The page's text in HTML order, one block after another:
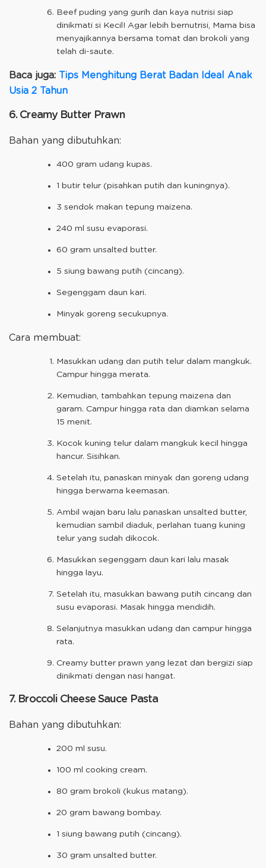
Beef puding yang gurih dan kaya nutrisi siap
dinikmati si Kecil! Agar lebih bernutrisi, Mama bisa
menyajikannya bersama tomat dan brokoli yang
telah di-saute.
Baca juga: Tips Menghitung Berat Badan Ideal Anak
Usia 2 Tahun
6. Creamy Butter Prawn
Bahan yang dibutuhkan:
400 gram udang kupas.
1 butir telur (pisahkan putih dan kuningnya).
3 sendok makan tepung maizena.
240 ml susu evaporasi.
60 gram unsalted butter.
5 siung bawang putih (cincang).
Segenggam daun kari.
Minyak goreng secukupnya.
Cara membuat:
Masukkan udang dan putih telur dalam mangkuk.
Campur hingga merata.
Kemudian, tambahkan tepung maizena dan
garam. Campur hingga rata dan diamkan selama
15 menit.
Kocok kuning telur dalam mangkuk kecil hingga
hancur. Sisihkan.
Setelah itu, panaskan minyak dan goreng udang
hingga berwarna keemasan.
Ambil wajan baru lalu panaskan unsalted butter,
kemudian sambil diaduk, perlahan tuang kuning
telur yang sudah dikocok.
Masukkan segenggam daun kari lalu masak
hingga layu.
Setelah itu, masukkan bawang putih cincang dan
susu evaporasi. Masak hingga mendidih.
Selanjutnya masukkan udang dan campur hingga
rata.
Creamy butter prawn yang lezat dan bergizi siap
dinikmati dengan nasi hangat.
7. Broccoli Cheese Sauce Pasta
Bahan yang dibutuhkan:
200 ml susu.
100 ml cooking cream.
80 gram brokoli (kukus matang).
20 gram bawang bombay.
1 siung bawang putih (cincang).
30 gram unsalted butter.